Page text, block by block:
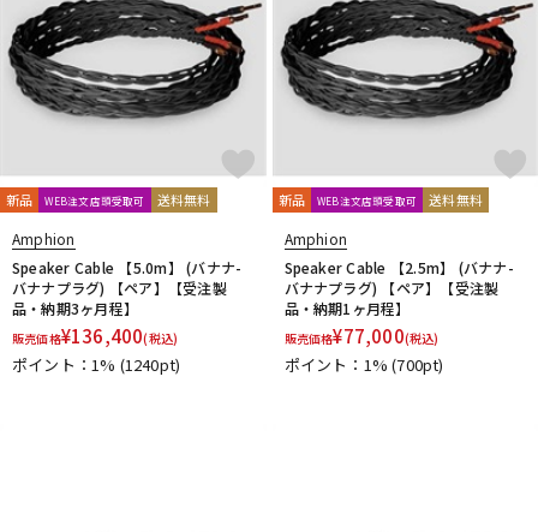
中古 ヴィンテージ
Ehrlund Microphone
Electro Harmonix
Electro Voice
elysia
Empirical Labs ENHANCED AUDIO
ESI
EVE Audio
Eventide EXFORM
Fischer Amps
FMR AUDIO
FOCAL Focusrite FOSTEX
Free The Tone
G_2Systems GATOR
GATOR Frameworks
Groove Tubes
HEADREC
HEDD
HEiL SOUND HERCULES
Heritage Audio
HUMPBACK ENGINEERING
IGS Audio
IK Multimedia
Ikebe Original
infist Design ISO ACOUSTICS
ISOVOX
JBL
JohnBlue Audio JZ Microphones
K.W.S
新品 WEB注文店頭受取可 送料無料
Amphion
Speaker Cable 【5.0m】 (バナナ-
バナナプラグ) 【ペア】【受注製
品・納期3ヶ月程】
販売価格¥136,400(税込)
ポイント：1% (1240pt)
新品 WEB注文店頭受取可 送料無料
Amphion
Speaker Cable 【2.5m】 (バナナ-
バナナプラグ) 【ペア】【受注製
品・納期1ヶ月程】
販売価格¥77,000(税込)
ポイント：1%(700pt)